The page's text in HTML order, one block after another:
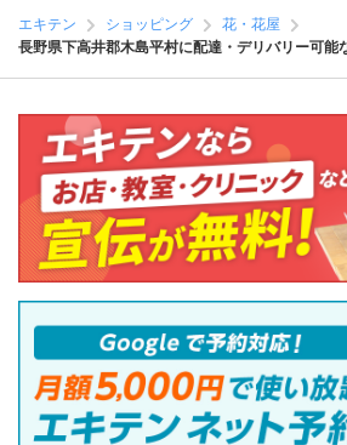
エキテン ショッピング
花・花屋
長野県下高井郡木島平村に配達・デリバリー可能